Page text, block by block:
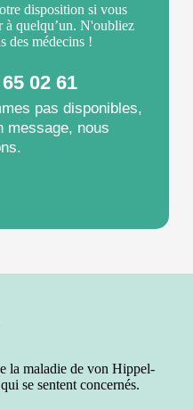
disposition si vous
à quelqu’un. N'oubliez
des médecins !
02 61
pas disponibles,
message, nous
la maladie de von Hippel-
se sentent concernés.